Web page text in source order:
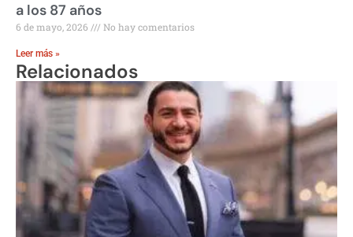
a los 87 años
6 de mayo, 2026 No hay comentarios
Leer más »
Relacionados